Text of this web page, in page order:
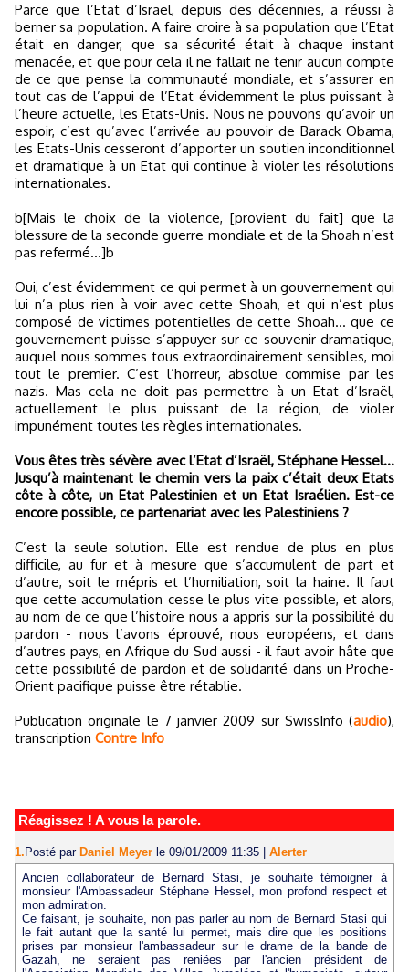
Parce que l’Etat d’Israël, depuis des décennies, a réussi à
berner sa population. A faire croire à sa population que l’Etat
était en danger, que sa sécurité était à chaque instant
menacée, et que pour cela il ne fallait ne tenir aucun compte
de ce que pense la communauté mondiale, et s’assurer en
tout cas de l’appui de l’Etat évidemment le plus puissant à
l’heure actuelle, les Etats-Unis. Nous ne pouvons qu’avoir un
espoir, c’est qu’avec l’arrivée au pouvoir de Barack Obama,
les Etats-Unis cesseront d’apporter un soutien inconditionnel
et dramatique à un Etat qui continue à violer les résolutions
internationales.
b[Mais le choix de la violence, [provient du fait] que la
blessure de la seconde guerre mondiale et de la Shoah n’est
pas refermé...]b
Oui, c’est évidemment ce qui permet à un gouvernement qui
lui n’a plus rien à voir avec cette Shoah, et qui n’est plus
composé de victimes potentielles de cette Shoah... que ce
gouvernement puisse s’appuyer sur ce souvenir dramatique,
auquel nous sommes tous extraordinairement sensibles, moi
tout le premier. C’est l’horreur, absolue commise par les
nazis. Mas cela ne doit pas permettre à un Etat d’Israël,
actuellement le plus puissant de la région, de violer
impunément toutes les règles internationales.
Vous êtes très sévère avec l’Etat d’Israël, Stéphane Hessel...
Jusqu’à maintenant le chemin vers la paix c’était deux Etats
côte à côte, un Etat Palestinien et un Etat Israélien. Est-ce
encore possible, ce partenariat avec les Palestiniens ?
C’est la seule solution. Elle est rendue de plus en plus
difficile, au fur et à mesure que s’accumulent de part et
d’autre, soit le mépris et l’humiliation, soit la haine. Il faut
que cette accumulation cesse le plus vite possible, et alors,
au nom de ce que l’histoire nous a appris sur la possibilité du
pardon - nous l’avons éprouvé, nous européens, et dans
d’autres pays, en Afrique du Sud aussi - il faut avoir hâte que
cette possibilité de pardon et de solidarité dans un Proche-
Orient pacifique puisse être rétablie.
Publication originale le 7 janvier 2009 sur SwissInfo (audio),
transcription Contre Info
Réagissez ! A vous la parole.
1. Posté par Daniel Meyer le 09/01/2009 11:35
Alerter
Ancien collaborateur de Bernard Stasi, je souhaite témoigner à
monsieur l'Ambassadeur Stéphane Hessel, mon profond respect et
mon admiration.
Ce faisant, je souhaite, non pas parler au nom de Bernard Stasi qui
le fait autant que la santé lui permet, mais dire que les positions
prises par monsieur l'ambassadeur sur le drame de la bande de
Gazah, ne seraient pas reniées par l'ancien président de